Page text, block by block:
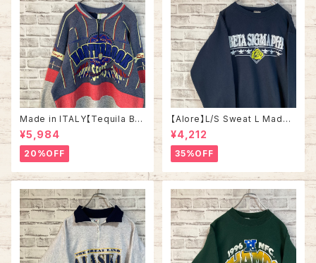
Made in ITALY【Tequila Bo
om】L/S Sweat/Trainer XL 9
0s ハーフジップスウェット トレ
ーナー マルチカラー レーシング
イタリア製 Euro ユーロ 古着
¥5,984
20%OFF
【Alore】L/S Sweat L Made i
n USA 90s 社交クラブ プロモ
ーション スウェット トレーナー
USA製 vintage ヴィンテージ
アメリカ USA 古着
¥4,212
35%OFF